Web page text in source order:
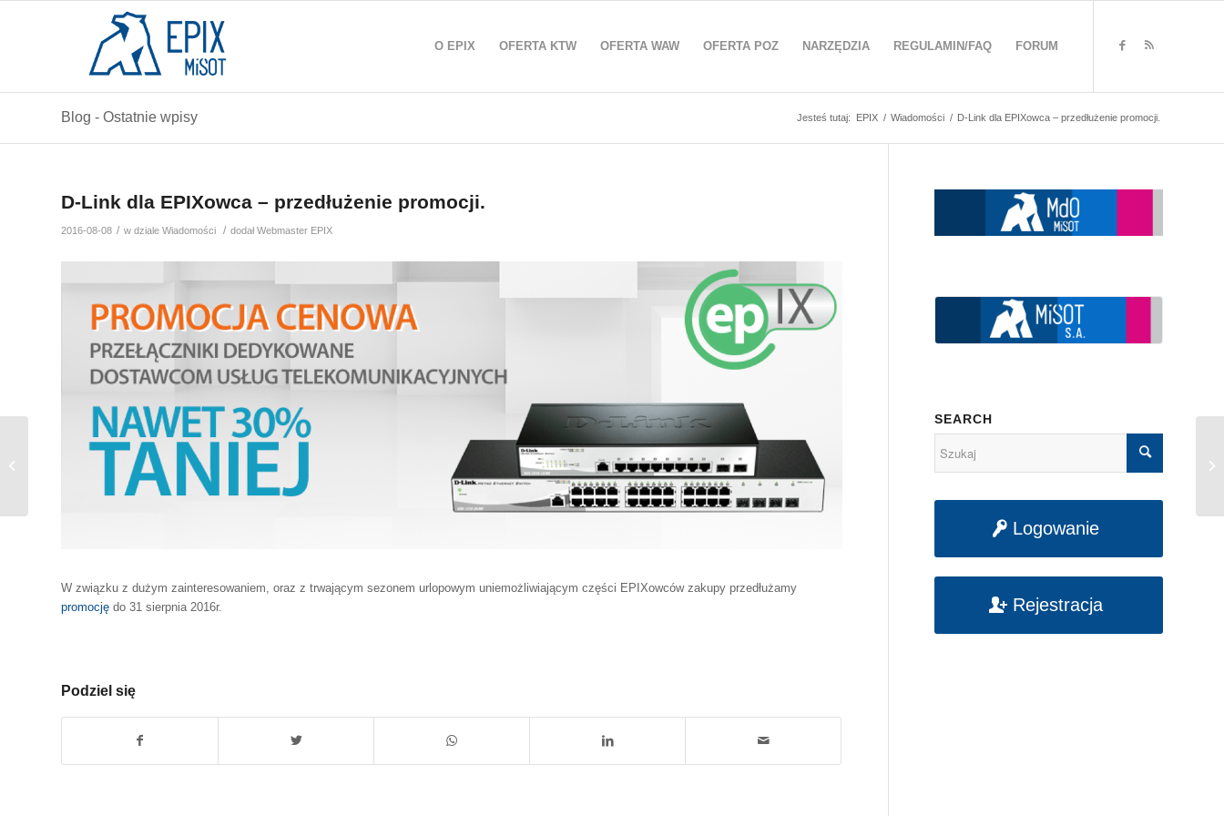
O EPIX OFERTA KTW OFERTA WAW OFERTA POZ NARZĘDZIA REGULAMIN/FAQ FORUM
Blog - Ostatnie wpisy Jesteś tutaj: EPIX / Wiadomości / D-Link dla EPIXowca – przedłużenie promocji.
D-Link dla EPIXowca – przedłużenie promocji.
2016-08-08 / w dziale Wiadomości / dodałWebmaster EPIX
W związku z dużym zainteresowaniem, oraz z trwającym sezonem urlopowym uniemożliwiającym części EPIXowców zakupy przedłużamy
promocję do 31 sierpnia 2016r.
Podziel się
SEARCH
Logowanie
Rejestracja
Nowy Uczestnik EPIX.Katowice –